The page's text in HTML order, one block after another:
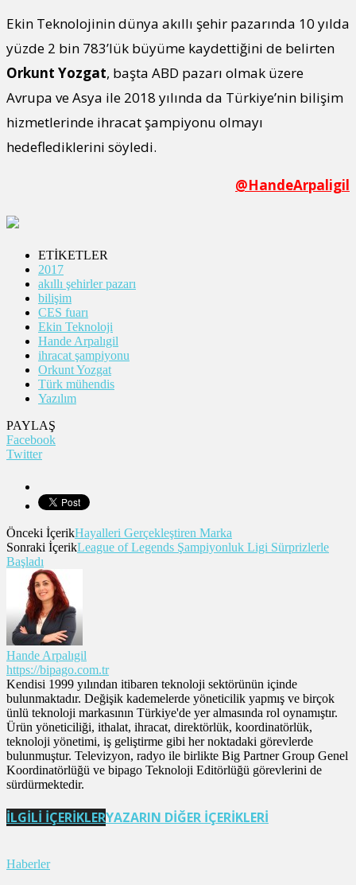
Ekin Teknolojinin dünya akıllı şehir pazarında 10 yılda
yüzde 2 bin 783’lük büyüme kaydettiğini de belirten
Orkunt Yozgat, başta ABD pazarı olmak üzere
Avrupa ve Asya ile 2018 yılında da Türkiye’nin bilişim
hizmetlerinde ihracat şampiyonu olmayı
hedeflediklerini söyledi.
@HandeArpaligil
ETİKETLER
2017
akıllı şehirler pazarı
bilişim
CES fuarı
Ekin Teknoloji
Hande Arpalıgil
ihracat şampiyonu
Orkunt Yozgat
Türk mühendis
Yazılım
PAYLAŞ
Facebook
Twitter
Önceki İçerikHayalleri Gerçekleştiren Marka
Sonraki İçerikLeague of Legends Şampiyonluk Ligi Sürprizlerle
Başladı
Hande Arpalıgil
https://bipago.com.tr
Kendisi 1999 yılından itibaren teknoloji sektörünün içinde
bulunmaktadır. Değişik kademelerde yöneticilik yapmış ve birçok
ünlü teknoloji markasının Türkiye'de yer almasında rol oynamıştır.
Ürün yöneticiliği, ithalat, ihracat, direktörlük, koordinatörlük,
teknoloji yönetimi, iş geliştirme gibi her noktadaki görevlerde
bulunmuştur. Televizyon, radyo ile birlikte Big Partner Group Genel
Koordinatörlüğü ve bipago Teknoloji Editörlüğü görevlerini de
sürdürmektedir.
İLGİLİ İÇERİKLERYAZARIN DİĞER İÇERİKLERİ
Haberler